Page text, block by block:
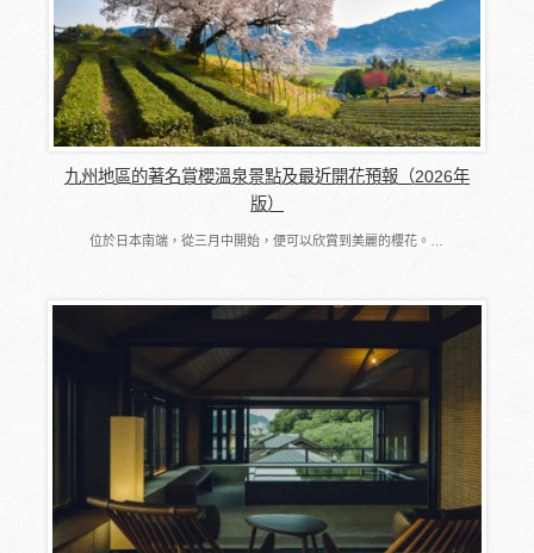
九州地區的著名賞櫻溫泉景點及最近開花預報（2026年
版）
位於日本南端，從三月中開始，便可以欣賞到美麗的櫻花。…